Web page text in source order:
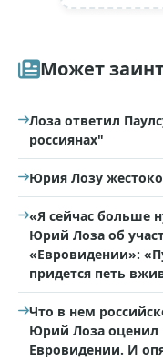
Может
Лоза ответил
россиянах"
Юрия Лозу
«Я сейчас больше
Юрий Лоза об
«Евровидении»:
придется петь
Что в нем
Юрий Лоза оценил
Евровидении. И